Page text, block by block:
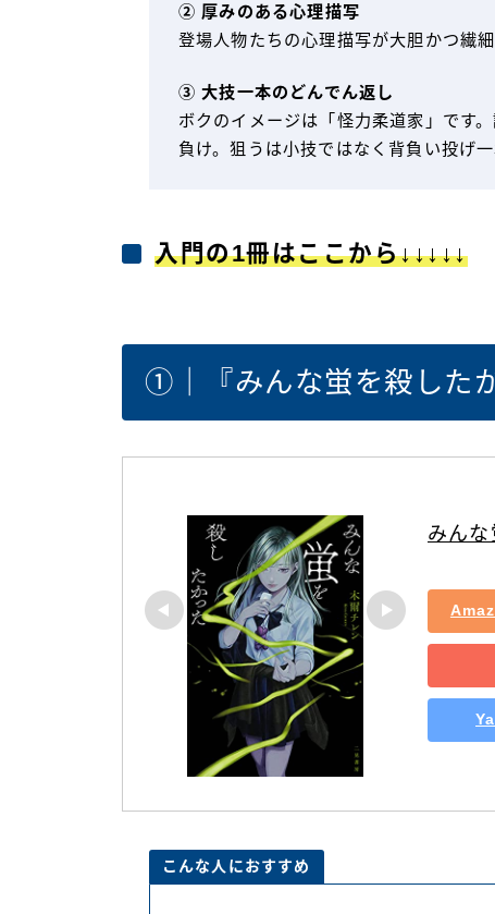
② 厚みのある心理描写
登場人物たちの心理描写が大胆かつ繊
③ 大技一本のどんでん返し
ボクのイメージは「怪力柔道家」です
負け。狙うは小技ではなく背負い投げ
入門の1冊はここから↓↓↓↓↓
①｜『みんな蛍を殺した
みん
こんな人におすすめ